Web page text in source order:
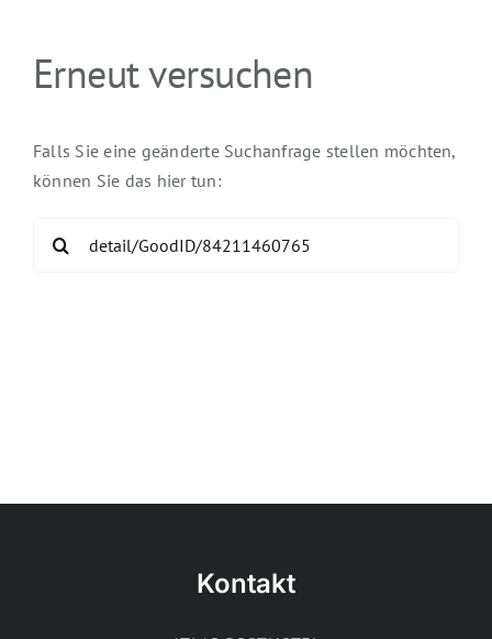
Erneut versuchen
Falls Sie eine geänderte Suchanfrage stellen möchten,
können Sie das hier tun:
Kontakt